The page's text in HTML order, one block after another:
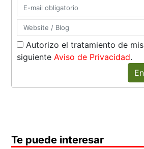
Autorizo el tratamiento de
siguienteAviso de Privacidad.
Te puede interesar